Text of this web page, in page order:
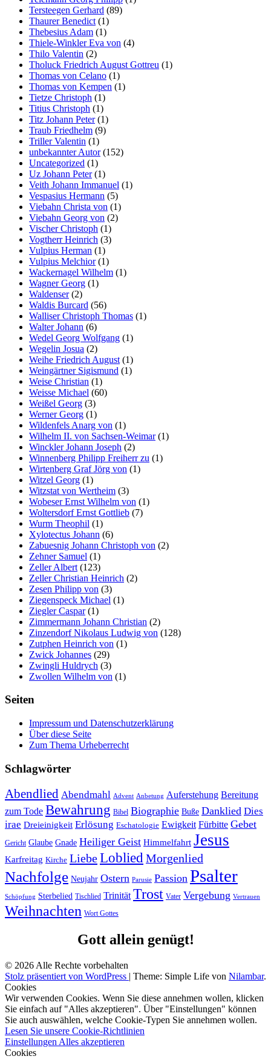
Tersteegen Gerhard (89)
Thaurer Benedict (1)
Thebesius Adam (1)
Thiele-Winkler Eva von (4)
Thilo Valentin (2)
Tholuck Friedrich August Gottreu (1)
Thomas von Celano (1)
Thomas von Kempen (1)
Tietze Christoph (1)
Titius Christoph (1)
Titz Johann Peter(1)
Traub Friedhelm (9)
Triller Valentin (1)
unbekannter Autor(152)
Uncategorized (1)
Uz Johann Peter(1)
Veith Johann Immanuel (1)
Vespasius Hermann (5)
Viebahn Christa von (1)
Viebahn Georg von (2)
Vischer Christoph (1)
Vogtherr Heinrich (3)
Vulpius Herman (1)
Vulpius Melchior(1)
Wackernagel Wilhelm (1)
Wagner Georg (1)
Waldenser(2)
Waldis Burcard (56)
Walliser Christoph Thomas (1)
Walter Johann (6)
Wedel Georg Wolfgang (1)
Wegelin Josua (2)
Weihe Friedrich August (1)
Weingärtner Sigismund (1)
Weise Christian (1)
Weisse Michael (60)
Weißel Georg (3)
Werner Georg (1)
Wildenfels Anarg von (1)
Wilhelm II. von Sachsen-Weimar(1)
Winckler Johann Joseph (2)
Winnenberg Philipp Freiherr zu (1)
Wirtenberg Graf Jörg von (1)
Witzel Georg (1)
Witzstat von Wertheim (3)
Wobeser Ernst Wilhelm von (1)
Woltersdorf Ernst Gottlieb (7)
Wurm Theophil (1)
Xylotectus Johann (6)
Zabuesnig Johann Christoph von (2)
Zehner Samuel (1)
Zeller Albert (123)
Zeller Christian Heinrich (2)
Zesen Philipp von (3)
Ziegenspeck Michael (1)
Ziegler Caspar(1)
Zimmermann Johann Christian (2)
Zinzendorf Nikolaus Ludwig von (128)
Zutphen Heinrich von (1)
Zwick Johannes (29)
Zwingli Huldrych (3)
Zwollen Wilhelm von (1)
Seiten
Impressum und Datenschutzerklärung
Über diese Seite
Zum Thema Urheberrecht
Schlagwörter
Abendlied Abendmahl Advent Anbetung Auferstehung Bereitung
zum Tode Bewahrung Bibel Biographie Buße Danklied Dies
irae Dreieinigkeit Erlösung Eschatologie Ewigkeit Fürbitte Gebet
Gericht Glaube Gnade Heiliger Geist Himmelfahrt Jesus
Karfreitag Kirche LiebeLobliedMorgenlied
Nachfolge Neujahr Ostern Parusie Passion Psalter
Schöpfung Sterbelied Tischlied Trinität Trost Vater Vergebung Vertrauen
Weihnachten Wort Gottes
Gott allein genügt!
© 2026 Alle Rechte vorbehalten
Stolz präsentiert von WordPress | Theme: Simple Life von Nilambar.
Cookies
Wir verwenden Cookies. Wenn Sie diese annehmen wollen, klicken
Sie einfach auf "Alles akzeptieren". Über "Einstellungen" können
Sie auch auswählen, welche Cookie-Typen Sie annehmen wollen.
Lesen Sie unsere Cookie-Richtlinien
Einstellungen Alles akzeptieren
Cookies